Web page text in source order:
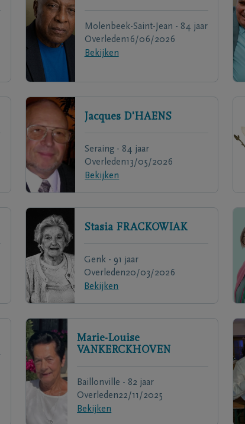
Molenbeek-Saint-Jean - 84 jaar
Overleden16/06/2026
Bekijken
Jacques D'HAENS
Seraing - 84 jaar
Overleden13/05/2026
Bekijken
Stasia FRACKOWIAK
Genk - 91 jaar
Overleden20/03/2026
Bekijken
Marie-Louise
VANKERCKHOVEN
Baillonville - 82 jaar
Overleden22/11/2025
Bekijken